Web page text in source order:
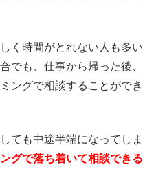
く時間がとれない人も多い
でも、仕事から帰った後、
ングで相談することができ
ても中途半端になってしま
グで落ち着いて相談できる